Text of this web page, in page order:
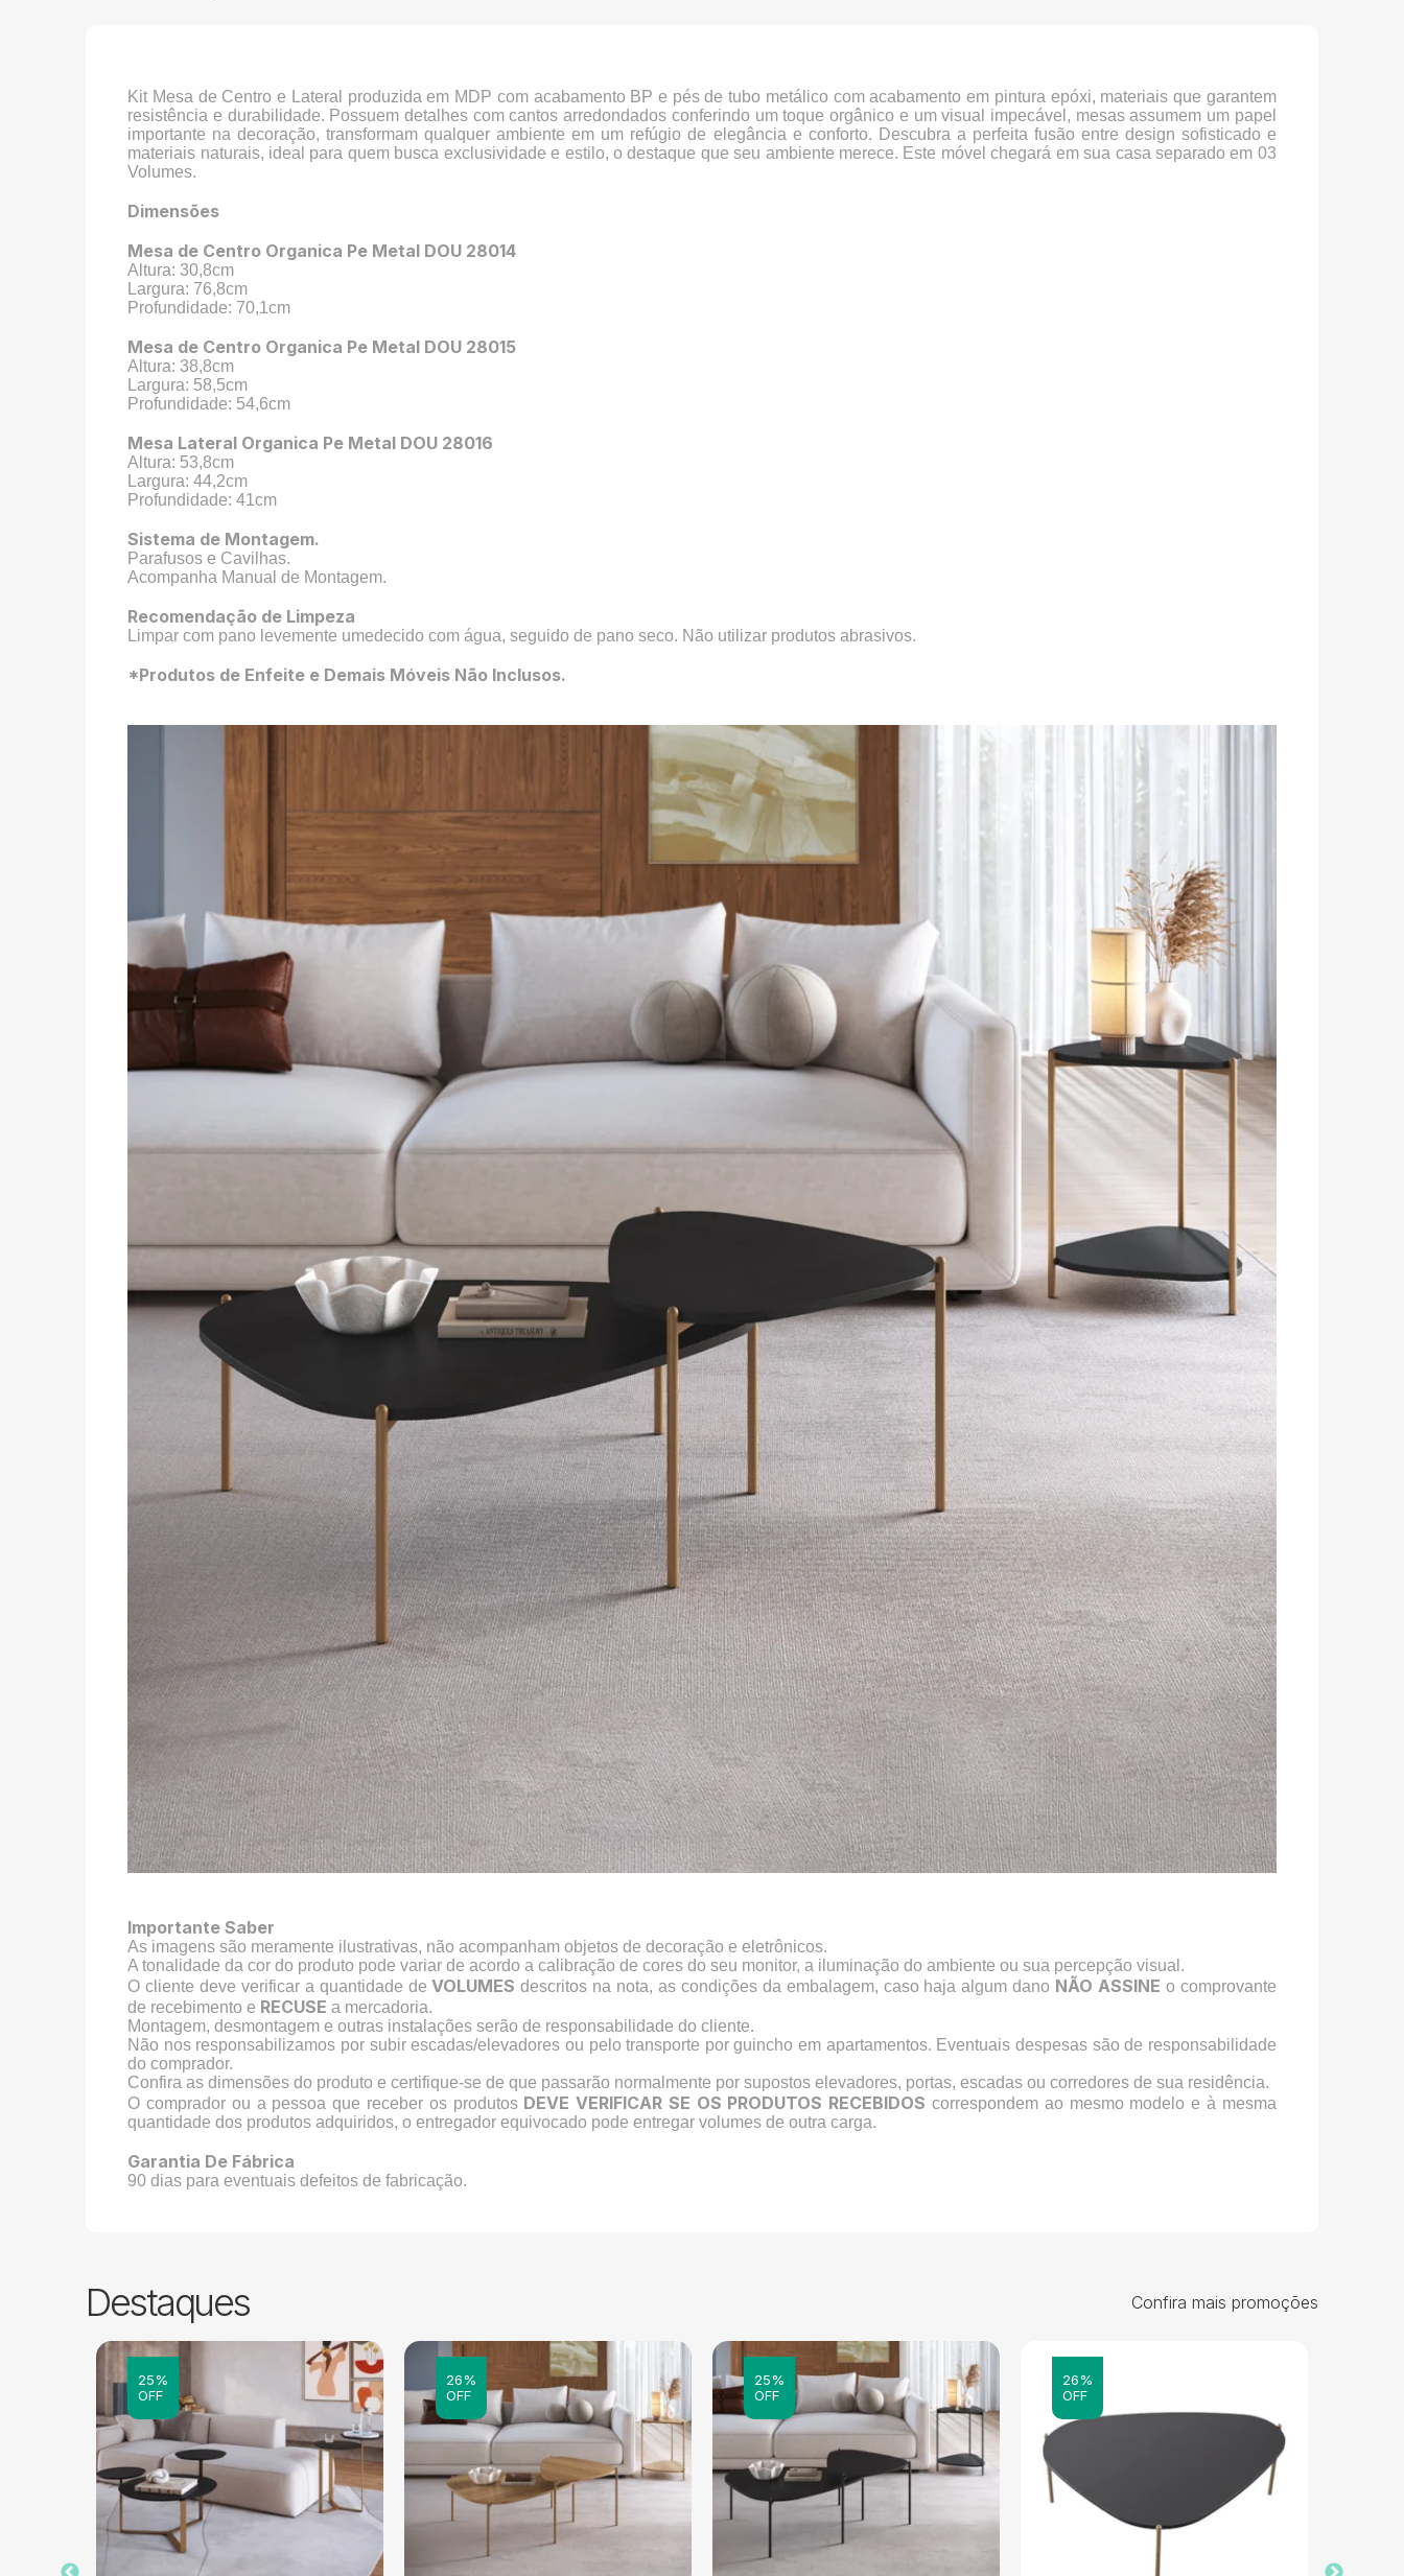
Kit Mesa de Centro e Lateral produzida em MDP com acabamento BP e pés de tubo metálico com acabamento em pintura epóxi, materiais que garantem
resistência e durabilidade. Possuem detalhes com cantos arredondados conferindo um toque orgânico e um visual impecável, mesas assumem um papel
importante na decoração, transformam qualquer ambiente em um refúgio de elegância e conforto. Descubra a perfeita fusão entre design sofisticado e
materiais naturais, ideal para quem busca exclusividade e estilo, o destaque que seu ambiente merece. Este móvel chegará em sua casa separado em 03
Volumes.
Dimensões
Mesa de Centro Organica Pe Metal DOU 28014
Altura: 30,8cm
Largura: 76,8cm
Profundidade: 70,1cm
Mesa de Centro Organica Pe Metal DOU 28015
Altura: 38,8cm
Largura: 58,5cm
Profundidade: 54,6cm
Mesa Lateral Organica Pe Metal DOU 28016
Altura: 53,8cm
Largura: 44,2cm
Profundidade: 41cm
Sistema de Montagem.
Parafusos e Cavilhas.
Acompanha Manual de Montagem.
Recomendação de Limpeza
Limpar com pano levemente umedecido com água, seguido de pano seco. Não utilizar produtos abrasivos.
*Produtos de Enfeite e Demais Móveis Não Inclusos.
Importante Saber
As imagens são meramente ilustrativas, não acompanham objetos de decoração e eletrônicos.
A tonalidade da cor do produto pode variar de acordo a calibração de cores do seu monitor, a iluminação do ambiente ou sua percepção visual.
O cliente deve verificar a quantidade deVOLUMES descritos na nota, as condições da embalagem, caso haja algum dano NÃO ASSINE o comprovante
de recebimento e RECUSE a mercadoria.
Montagem, desmontagem e outras instalações serão de responsabilidade do cliente.
Não nos responsabilizamos por subir escadas/elevadores ou pelo transporte por guincho em apartamentos. Eventuais despesas são de responsabilidade
do comprador.
Confira as dimensões do produto e certifique-se de que passarão normalmente por supostos elevadores, portas, escadas ou corredores de sua residência.
O comprador ou a pessoa que receber os produtos DEVE VERIFICAR SE OS PRODUTOS RECEBIDOS correspondem ao mesmo modelo e à mesma
quantidade dos produtos adquiridos, o entregador equivocado pode entregar volumes de outra carga.
Garantia De Fábrica
90 dias para eventuais defeitos de fabricação.
Destaques Confira mais promoções
25%
OFF
26%
OFF
25%
OFF
26%
OFF